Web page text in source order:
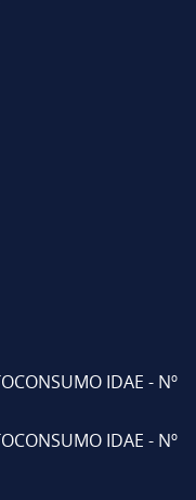
IDAE - Nº
IDAE - Nº